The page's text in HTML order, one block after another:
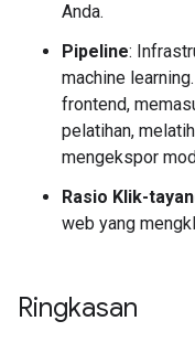
Anda.
Pipeline:
machine
frontend,
pelatihan,
mengekspor
Rasio Klik-
web yang
Ringkasan